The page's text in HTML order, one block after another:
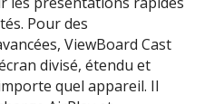
Pour des
ViewBoard Cast
divisé, étendu et
quel appareil. Il